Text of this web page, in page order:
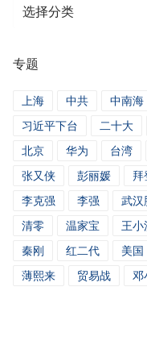
分
闻
专题
上海 中共 中南海
习近平下台
二十大
北京
华为 台湾
张又侠
彭丽媛 拜
李克强
李强 武汉
清零
温家宝 王小
秦刚
红二代 美国
薄熙来
贸易战 邓